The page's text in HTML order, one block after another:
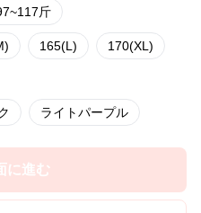
斤
165(L) 170(XL)
ライトパープル
に進む